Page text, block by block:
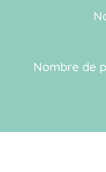
Nombre de